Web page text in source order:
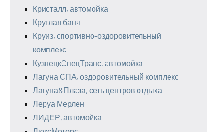
Кристалл, автомойка
Круглая баня
Круиз, спортивно-оздоровительный
комплекс
КузнецкСпецТранс, автомойка
Лагуна СПА, оздоровительный комплекс
Лагуна&Плаза, сеть центров отдыха
Леруа Мерлен
ЛИДЕР, автомойка